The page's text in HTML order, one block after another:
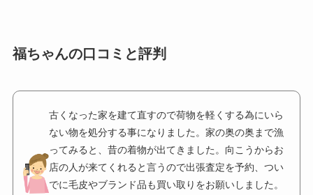
福ちゃんの口コミと評判
古くなった家を建て直すので荷物を軽くする為にいら
ない物を処分する事になりました。家の奥の奥まで漁
ってみると、昔の着物が出てきました。向こうからお
店の人が来てくれると言うので出張査定を予約、つい
でに毛皮やブランド品も買い取りをお願いしました。